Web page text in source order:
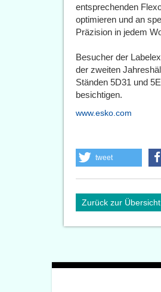
entsprechenden
optimieren und an
Präzision in jedem
Besucher der
der zweiten
Ständen 5D31 und
besichtigen.
www.esko.com
tweet
Zurück zur Übersicht